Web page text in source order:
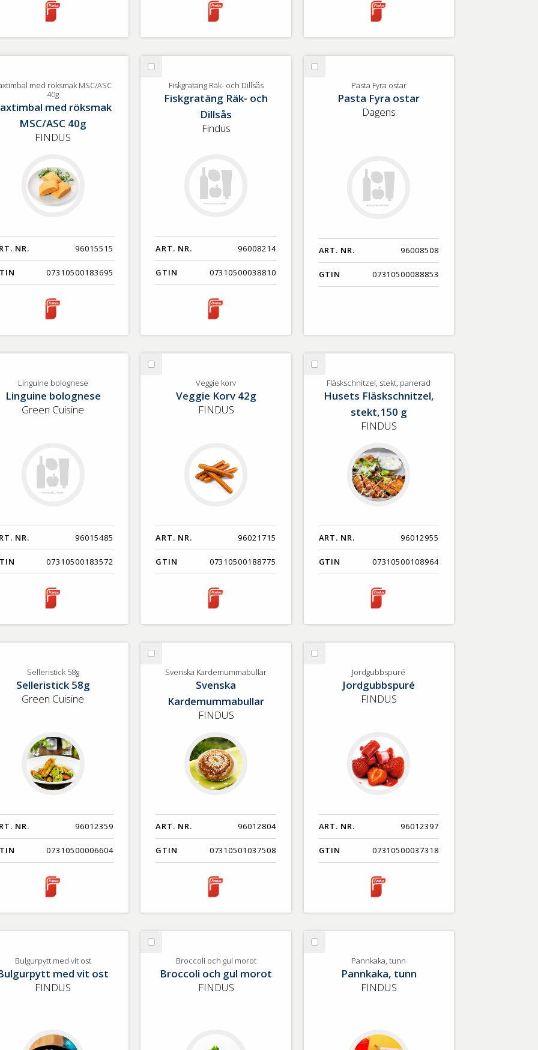
ASC
med röksmak MSC/ASC
40g
med röksmak
MSC/ASC 40g
FINDUS
NR. 96015515
07310500183695
Välj
Fiskgratäng
Räk-
Fiskgratäng Räk- och Dillsås
Fiskgratäng Räk- och
Dillsås
Findus
ART. NR. 96008214
GTIN 07310500038810
Välj
Pasta Fyra ostar
Pasta Fyra ostar
Dagens
ART. NR. 96008508
GTIN 07310500088853
Linguine bolognese
Linguine bolognese
Green Cuisine
NR. 96015485
07310500183572
Välj
Veggie korv
Veggie Korv 42g
FINDUS
ART. NR. 96021715
GTIN 07310500188775
Välj
Fläskschnitzel,
stekt,
Fläskschnitzel, stekt, panerad
Husets Fläskschnitzel,
stekt,150 g
FINDUS
ART. NR. 96012955
GTIN 07310500108964
Selleristick 58g
Selleristick 58g
Green Cuisine
NR. 96012359
07310500006604
Välj
Svenska
Kardemummabullar
Svenska Kardemummabullar
Svenska
Kardemummabullar
FINDUS
ART. NR. 96012804
GTIN 07310501037508
Välj
JordgubbspuréJordgubbspuré
Jordgubbspuré
FINDUS
ART. NR. 96012397
GTIN 07310500037318
Bulgurpytt med vit ost
med vit ost
FINDUS
Välj
Broccoli
och
Broccoli och gul morot
Broccoli och gul morot
FINDUS
Välj
Pannkaka,Pannkaka, tunn
Pannkaka, tunn
FINDUS